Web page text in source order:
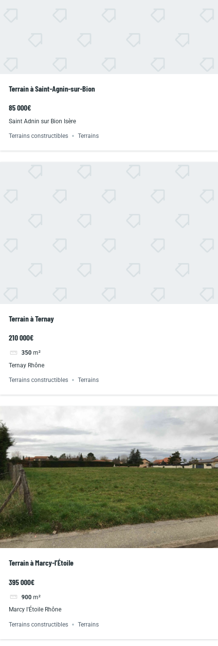
Terrain à Saint-Agnin-sur-Bion
85 000€
Saint Adnin sur Bion Isère
Terrains constructibles Terrains
Terrain à Ternay
210 000€
350 m²
Ternay Rhône
Terrains constructibles Terrains
Terrain à Marcy-l’Étoile
395 000€
900 m²
Marcy l'Étoile Rhône
Terrains constructibles Terrains